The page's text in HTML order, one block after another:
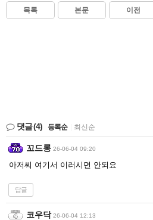
목록 본문 이전
댓글(4) 등록순 최신순
꼬드롱 26-06-04 09:20
아저씨 여기서 이러시면 안되요
답글
코우닥 26-06-04 12:13